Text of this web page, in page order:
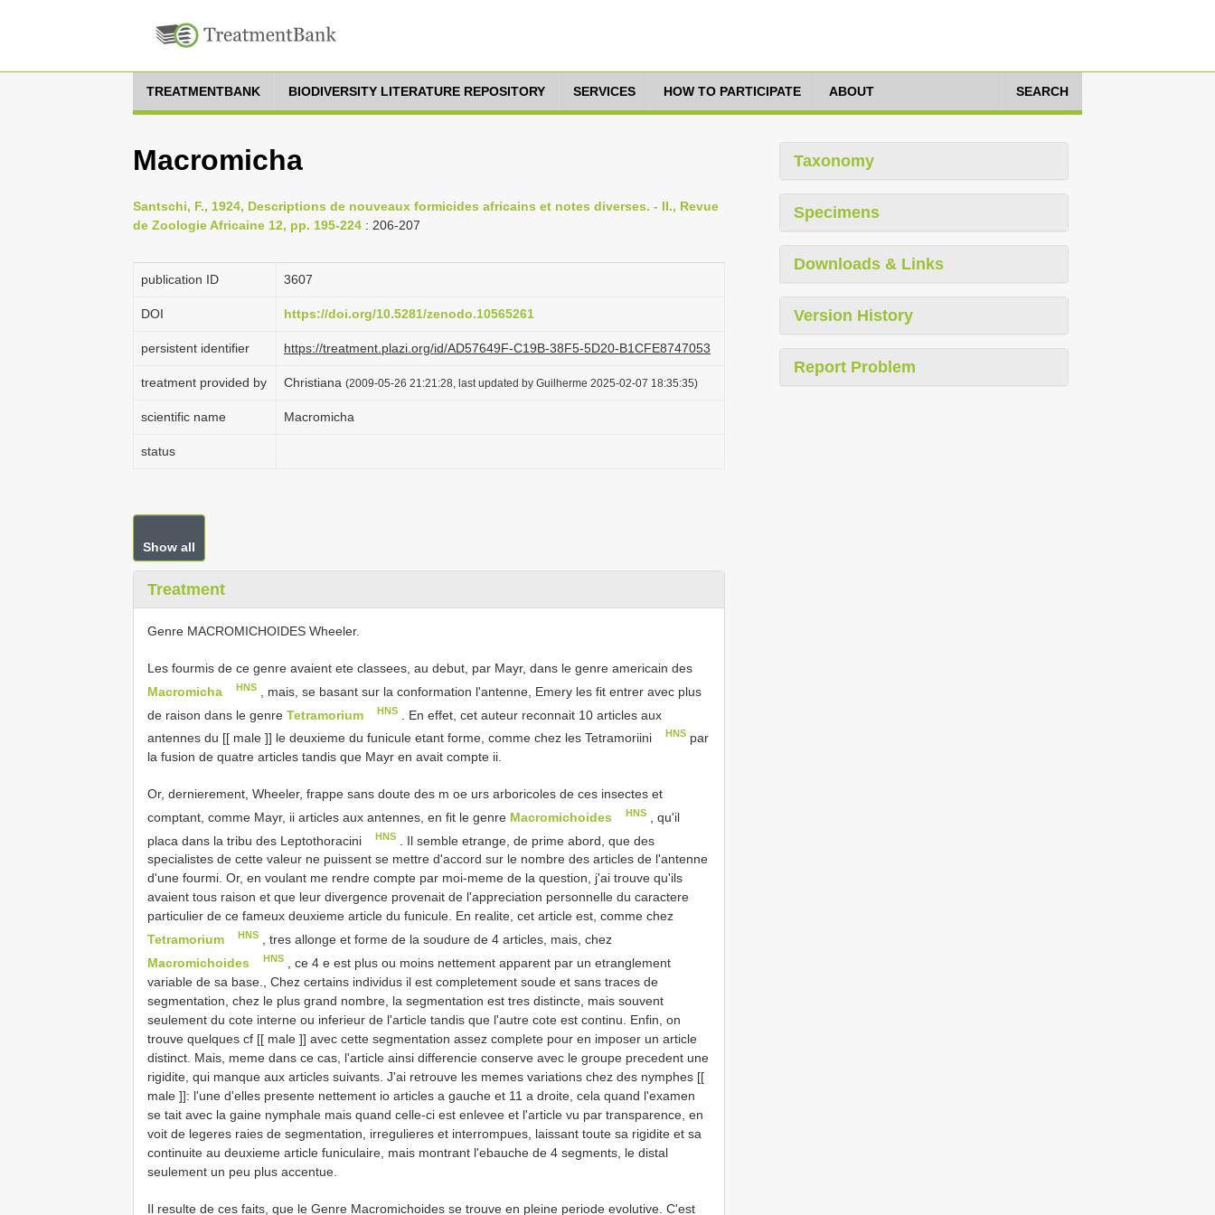
TREATMENTBANK BIODIVERSITY LITERATURE REPOSITORY SERVICES HOW TO PARTICIPATE ABOUT SEARCH
Macromicha
Santschi, F., 1924, Descriptions de nouveaux formicides africains et notes diverses. - II., Revue
de Zoologie Africaine 12, pp. 195-224 : 206-207
publication ID 3607
DOI https://doi.org/10.5281/zenodo.10565261
persistent identifier https://treatment.plazi.org/id/AD57649F-C19B-38F5-5D20-B1CFE8747053
treatment provided by Christiana (2009-05-26 21:21:28, last updated by Guilherme 2025-02-07 18:35:35)
scientific name Macromicha
status
Show all
Treatment
Genre MACROMICHOIDES Wheeler.
Les fourmis de ce genre avaient ete classees, au debut, par Mayr, dans le genre americain des
Macromicha
HNS
, mais, se basant sur la conformation l'antenne, Emery les fit entrer avec plus
de raison dans le genre Tetramorium HNS
. En effet, cet auteur reconnait 10 articles aux
antennes du [[ male ]] le deuxieme du funicule etant forme, comme chez les Tetramoriini
HNS par
la fusion de quatre articles tandis que Mayr en avait compte ii.
Or, dernierement, Wheeler, frappe sans doute des m oe urs arboricoles de ces insectes et
comptant, comme Mayr, ii articles aux antennes, en fit le genre Macromichoides HNS
, qu'il
placa dans la tribu des Leptothoracini
HNS
. Il semble etrange, de prime abord, que des
specialistes de cette valeur ne puissent se mettre d'accord sur le nombre des articles de l'antenne
d'une fourmi. Or, en voulant me rendre compte par moi-meme de la question, j'ai trouve qu'ils
avaient tous raison et que leur divergence provenait de l'appreciation personnelle du caractere
particulier de ce fameux deuxieme article du funicule. En realite, cet article est, comme chez
Tetramorium
HNS
, tres allonge et forme de la soudure de 4 articles, mais, chez
Macromichoides
HNS
, ce 4 e est plus ou moins nettement apparent par un etranglement
variable de sa base., Chez certains individus il est completement soude et sans traces de
segmentation, chez le plus grand nombre, la segmentation est tres distincte, mais souvent
seulement du cote interne ou inferieur de l'article tandis que l'autre cote est continu. Enfin, on
trouve quelques cf [[ male ]] avec cette segmentation assez complete pour en imposer un article
distinct. Mais, meme dans ce cas, l'article ainsi differencie conserve avec le groupe precedent une
rigidite, qui manque aux articles suivants. J'ai retrouve les memes variations chez des nymphes [[
male ]]: l'une d'elles presente nettement io articles a gauche et 11 a droite, cela quand l'examen
se tait avec la gaine nymphale mais quand celle-ci est enlevee et l'article vu par transparence, en
voit de legeres raies de segmentation, irregulieres et interrompues, laissant toute sa rigidite et sa
continuite au deuxieme article funiculaire, mais montrant l'ebauche de 4 segments, le distal
seulement un peu plus accentue.
Il resulte de ces faits, que le Genre Macromichoides se trouve en pleine periode evolutive. C'est
Taxonomy
Specimens
Downloads & Links
Version History
Report Problem